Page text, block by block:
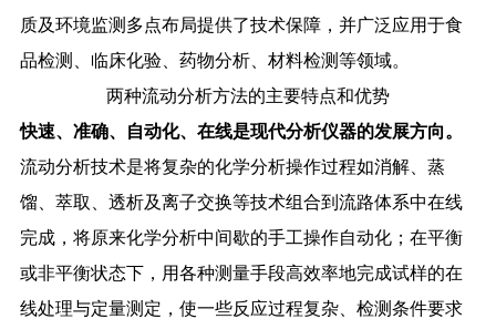
质及环境监测多点布局提供了技术保障，并广泛应用于食
品检测、临床化验、药物分析、材料检测等领域。
两种流动分析方法的主要特点和优势
快速、准确、自动化、在线是现代分析仪器的发展方向。
流动分析技术是将复杂的化学分析操作过程如消解、蒸
馏、萃取、透析及离子交换等技术组合到流路体系中在线
完成，将原来化学分析中间歇的手工操作自动化；在平衡
或非平衡状态下，用各种测量手段高效率地完成试样的在
线处理与定量测定，使一些反应过程复杂、检测条件要求